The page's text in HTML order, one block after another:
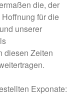
Performance
die, der
für die
unserer
diesen Zeiten
Exponate: